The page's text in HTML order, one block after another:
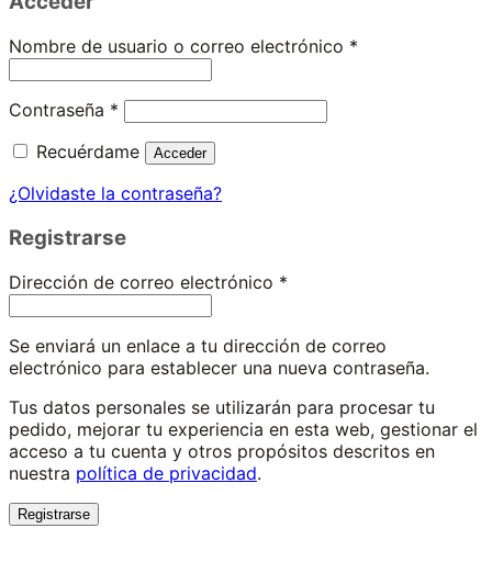
Nombre de usuario o correo electrónico *
Contraseña *
Recuérdame
Acceder
¿Olvidaste la contraseña?
Registrarse
Dirección de correo electrónico *
Se enviará un enlace a tu dirección de correo
electrónico para establecer una nueva contraseña.
Tus datos personales se utilizarán para procesar tu
pedido, mejorar tu experiencia en esta web, gestionar el
acceso a tu cuenta y otros propósitos descritos en
nuestra política de privacidad.
Registrarse